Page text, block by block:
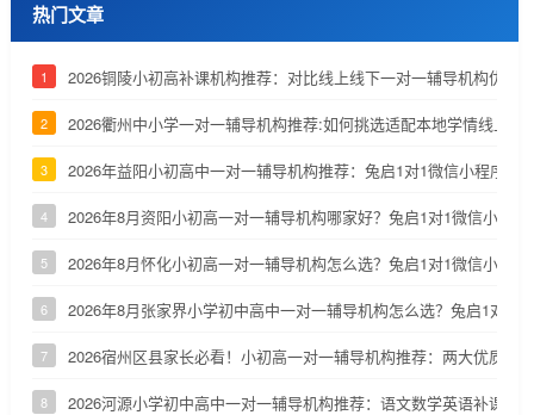
热门文章
1 2026铜陵小初高补课机构推荐：对比线上线下一对一辅导机构优劣
2 2026衢州中小学一对一辅导机构推荐:如何挑选适配本地学情线上补
3 2026年益阳小初高中一对一辅导机构推荐：兔启1对1微信小程序深
4 2026年8月资阳小初高一对一辅导机构哪家好？兔启1对1微信小程
5 2026年8月怀化小初高一对一辅导机构怎么选？兔启1对1微信小程
6 2026年8月张家界小学初中高中一对一辅导机构怎么选？兔启1对1
7 2026宿州区县家长必看！小初高一对一辅导机构推荐：两大优质小
8 2026河源小学初中高中一对一辅导机构推荐：语文数学英语补课机